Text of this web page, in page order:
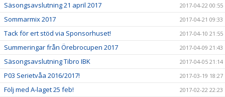
Säsongsavslutning 21 april 2017 2017-04-22 00:55
Sommarmix 2017 2017-04-21 09:33
Tack för ert stöd via Sponsorhuset! 2017-04-10 21:55
Summeringar från Örebrocupen 2017 2017-04-09 21:43
Säsongsavslutning Tibro IBK 2017-04-05 21:14
P03 Serietvåa 2016/2017! 2017-03-19 18:27
Följ med A-laget 25 feb! 2017-02-22 22:23